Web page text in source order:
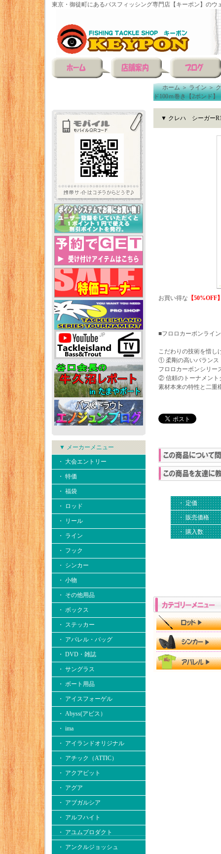
東京・御徒町にあるバスフィッシング専門店【キーポン】のウ
▼ メーカーメニュー
・ 大会エントリー
・ 特価
・ 福袋
・ ロッド
・ リール
・ ライン
・ フック
・ シンカー
・ 小物
・ その他用品
・ ボックス
・ ステッカー
・ アパレル・バッグ
・ DVD・雑誌
・ サングラス
・ ボート用品
・ アイスフォーゲル
・ Abyss(アビス）
・ ima
・ アイランドオリジナル
・ アチック（ATTIC）
・ アクアビット
・ アグア
・ アブガルシア
・ アルフハイト
・ アユムプロダクト
・ アンクルジョッシュ
ホーム＞ライン＞
ド100ｍ巻き【2ポンド】
▼ クレハ シーガー
お買い得な 【50%OFF
■フロロカーボンライ
こだわりの技術を惜し
① 柔剛の高いバランス
フロロカーボンシリー
② 信頼のトーナメント
素材本来の特性と二重
・ 定価
・ 販売価格
・ 購入数